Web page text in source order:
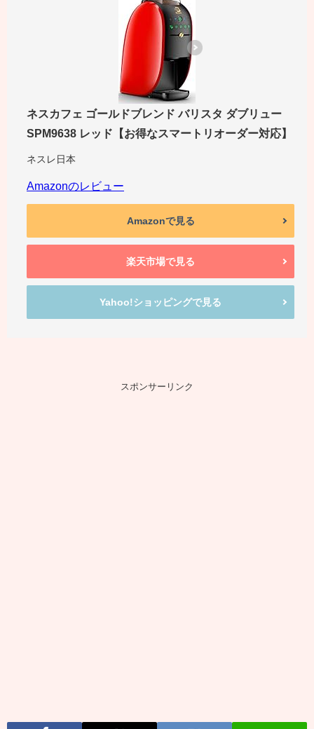
ネスカフェ ゴールドブレンド バリスタ ダブリュー
SPM9638 レッド【お得なスマートリオーダー対応】
ネスレ日本
Amazonのレビュー
Amazonで見る
楽天市場で見る
Yahoo!ショッピングで見る
スポンサーリンク